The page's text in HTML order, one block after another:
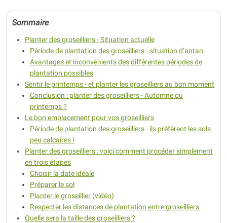
Sommaire
Planter des groseilliers - Situation actuelle
Période de plantation des groseilliers - situation d’antan
Avantages et inconvénients des différentes périodes de
plantation possibles
Sentir le printemps - et planter les groseilliers au bon moment
Conclusion : planter des groseilliers - Automne ou
printemps ?
Le bon emplacement pour vos groseilliers
Période de plantation des groseilliers - ils préfèrent les sols
peu calcaires !
Planter des groseilliers : voici comment procéder simplement
en trois étapes
Choisir la date idéale
Préparer le sol
Planter le groseillier (vidéo)
Respecter les distances de plantation entre groseilliers
Quelle sera la taille des groseilliers ?